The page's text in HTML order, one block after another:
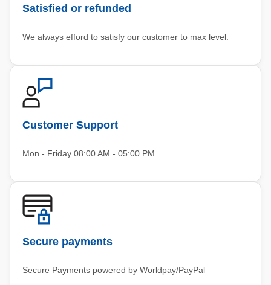
Satisfied or refunded
We always efford to satisfy our customer to max level.
Customer Support
Mon - Friday 08:00 AM - 05:00 PM.
Secure payments
Secure Payments powered by Worldpay/PayPal